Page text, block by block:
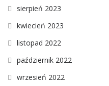
sierpień 2023
kwiecień 2023
listopad 2022
październik 2022
wrzesień 2022